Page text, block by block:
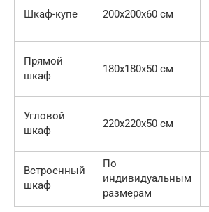
Шкаф-купе 200x200x60 см
Прямой
шкаф
180x180x50 см
Угловой
шкаф
220x220x50 см
Встроенный
шкаф
По
индивидуальным
размерам